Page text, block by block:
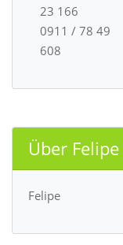
23 166
0911 / 78 49
608
Über Felipe
Felipe